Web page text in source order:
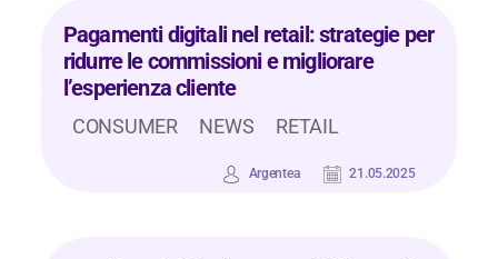
Pagamenti digitali nel retail: strategie per
ridurre le commissioni e migliorare
l’esperienza cliente
CONSUMER NEWS RETAIL
Argentea 21.05.2025